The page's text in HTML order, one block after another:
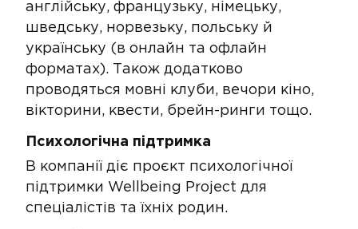
англійську, французьку, німецьку,
шведську, норвезьку, польську й
українську (в онлайн та офлайн
форматах). Також додатково
проводяться мовні клуби, вечори кіно,
вікторини, квести, брейн-ринги тощо.​
Психологічна підтримка​
​​​​​В компанії діє проєкт психологічної
підтримки Wellbeing Project​ для
спеціалістів та їхніх родин.